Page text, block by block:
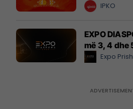
IPKO
EXPO
më 3, 4 dhe
Expo